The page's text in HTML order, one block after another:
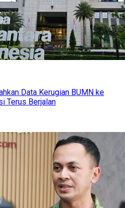
Data Kerugian BUMN ke
Terus Berjalan